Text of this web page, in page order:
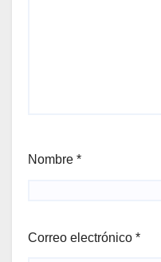
Nombre *
Correo electrónico *